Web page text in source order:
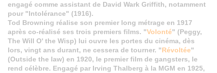
engagé comme assistant de David Wark Griffith, notamment
pour "Intolérance" (1916).
Tod Browning réalise son premier long métrage en 1917
après co-réalisé ses trois premiers films. "Volonté" (Peggy,
The Will O' the Wisp) lui ouvre les portes du cinéma, dès
lors, vingt ans durant, ne cessera de tourner. "Révoltée"
(Outside the law) en 1920, le premier film de gangsters, le
rend célèbre. Engagé par Irving Thalberg à la MGM en 1925,